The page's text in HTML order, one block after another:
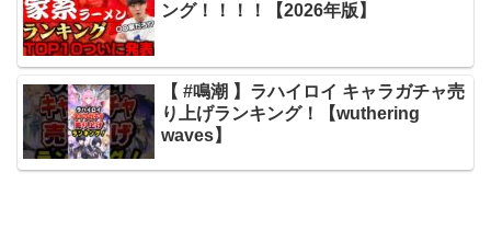
ング！！！！【2026年版】
【 #鳴潮 】ラハイロイ キャラガチャ売
り上げランキング！【wuthering
waves】